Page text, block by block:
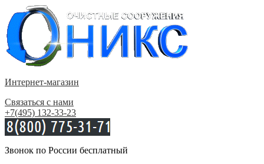
Интернет-магазин
Связаться с нами
+7(495) 132-33-23
Звонок по России бесплатный